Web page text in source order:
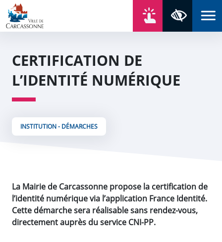
Aller au contenu
Aller au menu
Aller au plan du site
Aller à la recherche
CERTIFICATION DE
L’IDENTITÉ NUMÉRIQUE
INSTITUTION - DÉMARCHES
La Mairie de Carcassonne propose la certification de
l’identité numérique via l’application France Identité.
Cette démarche sera réalisable sans rendez-vous,
directement auprès du service CNI-PP.
Panneau de gestion des cookies